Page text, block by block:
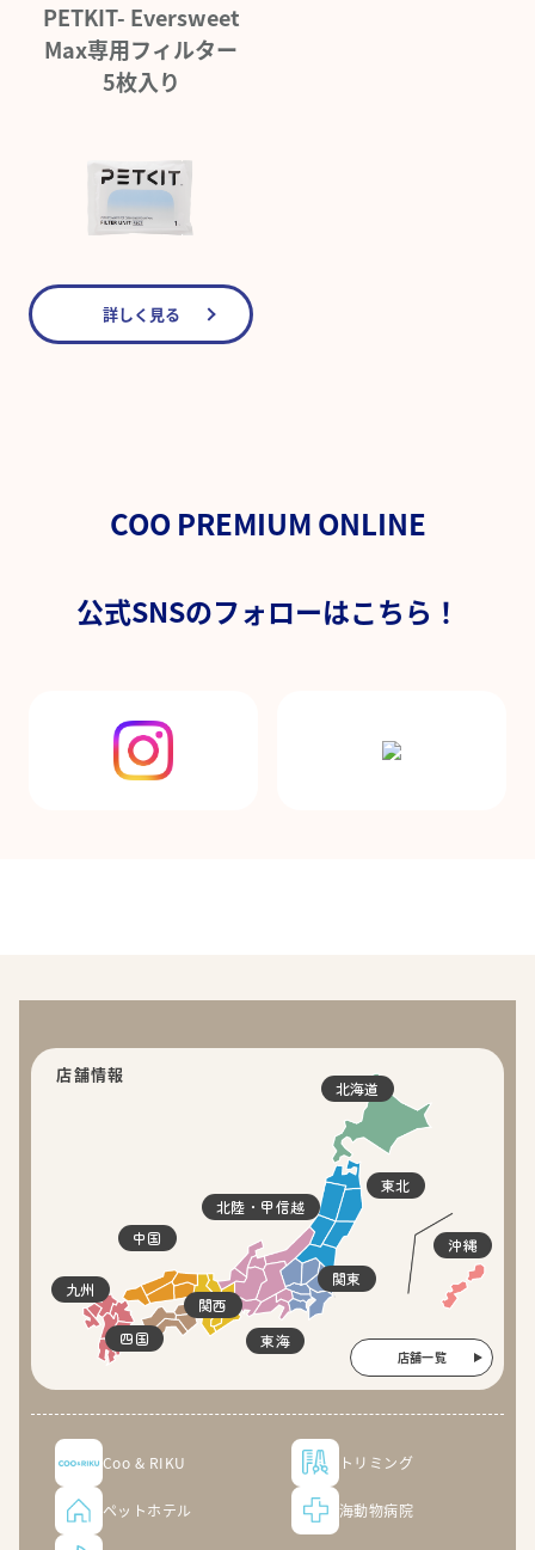
PETKIT- Eversweet
Max専用フィルター
5枚入り
詳しく見る
COO PREMIUM ONLINE
公式SNSのフォローはこちら！
店舗情報
北海道
東北
関東
北陸・甲信越
東海
関西
四国
中国
九州
沖縄
店舗一覧
Coo & RIKU トリミング
ペットホテル 海動物病院